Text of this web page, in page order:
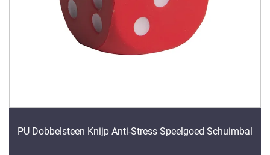
PU Dobbelsteen Knijp Anti-Stress Speelgoed Schuimbal